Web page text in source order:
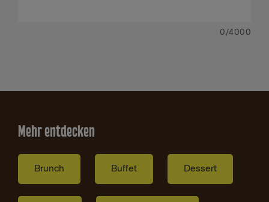
0 /4000
Mehr entdecken
Brunch Buffet Dessert